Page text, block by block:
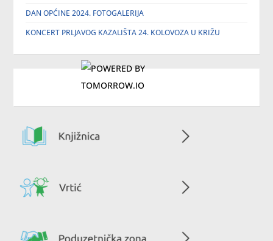
DAN OPĆINE 2024. FOTOGALERIJA
KONCERT PRLJAVOG KAZALIŠTA 24. KOLOVOZA U KRIŽU